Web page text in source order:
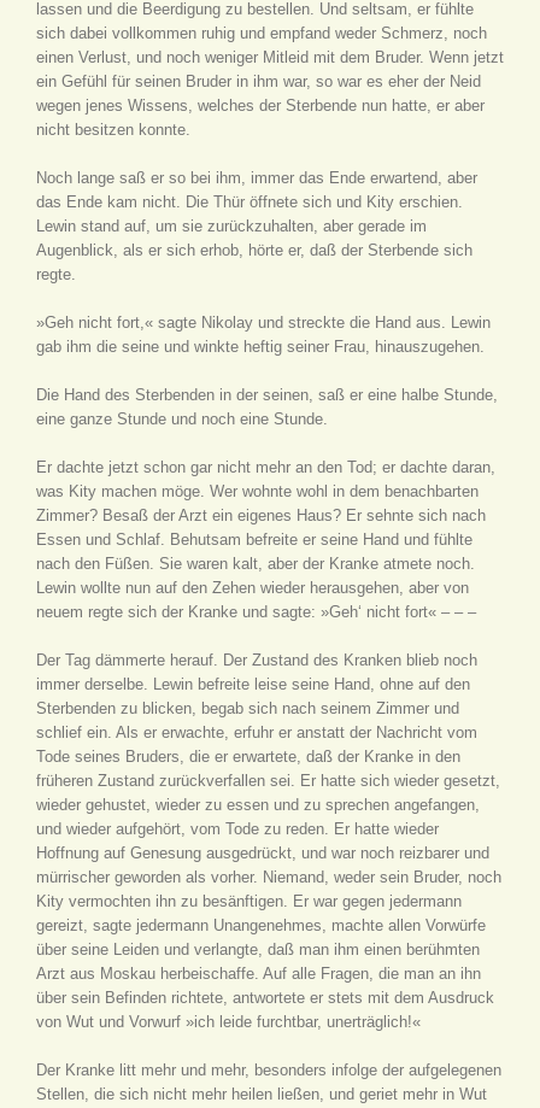
lassen und die Beerdigung zu bestellen. Und seltsam, er fühlte
sich dabei vollkommen ruhig und empfand weder Schmerz, noch
einen Verlust, und noch weniger Mitleid mit dem Bruder. Wenn jetzt
ein Gefühl für seinen Bruder in ihm war, so war es eher der Neid
wegen jenes Wissens, welches der Sterbende nun hatte, er aber
nicht besitzen konnte.
Noch lange saß er so bei ihm, immer das Ende erwartend, aber
das Ende kam nicht. Die Thür öffnete sich und Kity erschien.
Lewin stand auf, um sie zurückzuhalten, aber gerade im
Augenblick, als er sich erhob, hörte er, daß der Sterbende sich
regte.
»Geh nicht fort,« sagte Nikolay und streckte die Hand aus. Lewin
gab ihm die seine und winkte heftig seiner Frau, hinauszugehen.
Die Hand des Sterbenden in der seinen, saß er eine halbe Stunde,
eine ganze Stunde und noch eine Stunde.
Er dachte jetzt schon gar nicht mehr an den Tod; er dachte daran,
was Kity machen möge. Wer wohnte wohl in dem benachbarten
Zimmer? Besaß der Arzt ein eigenes Haus? Er sehnte sich nach
Essen und Schlaf. Behutsam befreite er seine Hand und fühlte
nach den Füßen. Sie waren kalt, aber der Kranke atmete noch.
Lewin wollte nun auf den Zehen wieder herausgehen, aber von
neuem regte sich der Kranke und sagte: »Geh‘ nicht fort« – – –
Der Tag dämmerte herauf. Der Zustand des Kranken blieb noch
immer derselbe. Lewin befreite leise seine Hand, ohne auf den
Sterbenden zu blicken, begab sich nach seinem Zimmer und
schlief ein. Als er erwachte, erfuhr er anstatt der Nachricht vom
Tode seines Bruders, die er erwartete, daß der Kranke in den
früheren Zustand zurückverfallen sei. Er hatte sich wieder gesetzt,
wieder gehustet, wieder zu essen und zu sprechen angefangen,
und wieder aufgehört, vom Tode zu reden. Er hatte wieder
Hoffnung auf Genesung ausgedrückt, und war noch reizbarer und
mürrischer geworden als vorher. Niemand, weder sein Bruder, noch
Kity vermochten ihn zu besänftigen. Er war gegen jedermann
gereizt, sagte jedermann Unangenehmes, machte allen Vorwürfe
über seine Leiden und verlangte, daß man ihm einen berühmten
Arzt aus Moskau herbeischaffe. Auf alle Fragen, die man an ihn
über sein Befinden richtete, antwortete er stets mit dem Ausdruck
von Wut und Vorwurf »ich leide furchtbar, unerträglich!«
Der Kranke litt mehr und mehr, besonders infolge der aufgelegenen
Stellen, die sich nicht mehr heilen ließen, und geriet mehr in Wut